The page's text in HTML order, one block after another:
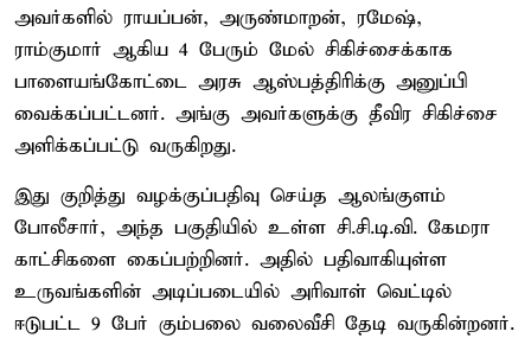
அவர்களில் ராயப்பன், அருண்மாறன், ரமேஷ்,
ராம்குமார் ஆகிய 4 பேரும் மேல் சிகிச்சைக்காக
பாளையங்கோட்டை அரசு ஆஸ்பத்திரிக்கு அனுப்பி
வைக்கப்பட்டனர். அங்கு அவர்களுக்கு தீவிர சிகிச்சை
அளிக்கப்பட்டு வருகிறது.
இது குறித்து வழக்குப்பதிவு செய்த ஆலங்குளம்
போலீசார், அந்த பகுதியில் உள்ள சி.சி.டி.வி. கேமரா
காட்சிகளை கைப்பற்றினர். அதில் பதிவாகியுள்ள
உருவங்களின் அடிப்படையில் அரிவாள் வெட்டில்
ஈடுபட்ட 9 பேர் கும்பலை வலைவீசி தேடி வருகின்றனர்.